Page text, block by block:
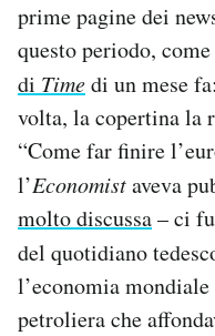
PODCAST
NEWSLETTER
I MIEI PREFERITI
SHOP
prime pagine dei
questo periodo,
di Timedi un mese
volta, la copertina la
“Come far finire
l’Economistaveva
molto discussa– ci fu
del quotidiano
l’economia
petroliera che